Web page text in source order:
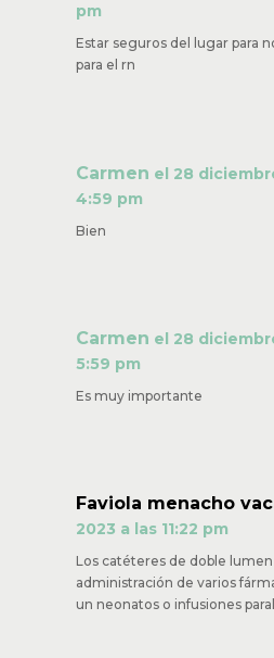
pm
Estar seguros del lugar para
para el rn
Carmen el 28
4:59 pm
Bien
Carmen el 28
5:59 pm
Es muy importante
Faviola menacho
2023 a las 11:22 pm
Los catéteres de doble
administración de varios
un neonatos o infusiones